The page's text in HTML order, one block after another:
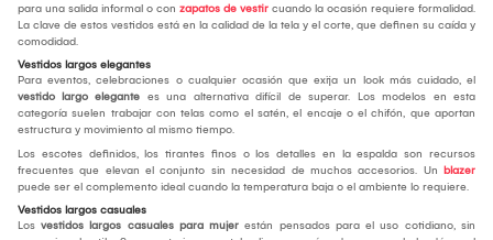
para una salida informal o con zapatos de vestir cuando la ocasión requiere formalidad.
La clave de estos vestidos está en la calidad de la tela y el corte, que definen su caída y
comodidad.
Vestidos largos elegantes
Para eventos, celebraciones o cualquier ocasión que exija un look más cuidado, el
vestido largo elegante es una alternativa difícil de superar. Los modelos en esta
categoría suelen trabajar con telas como el satén, el encaje o el chifón, que aportan
estructura y movimiento al mismo tiempo.
Los escotes definidos, los tirantes finos o los detalles en la espalda son recursos
frecuentes que elevan el conjunto sin necesidad de muchos accesorios. Un blazer
puede ser el complemento ideal cuando la temperatura baja o el ambiente lo requiere.
Vestidos largos casuales
Los vestidos largos casuales para mujer están pensados para el uso cotidiano, sin